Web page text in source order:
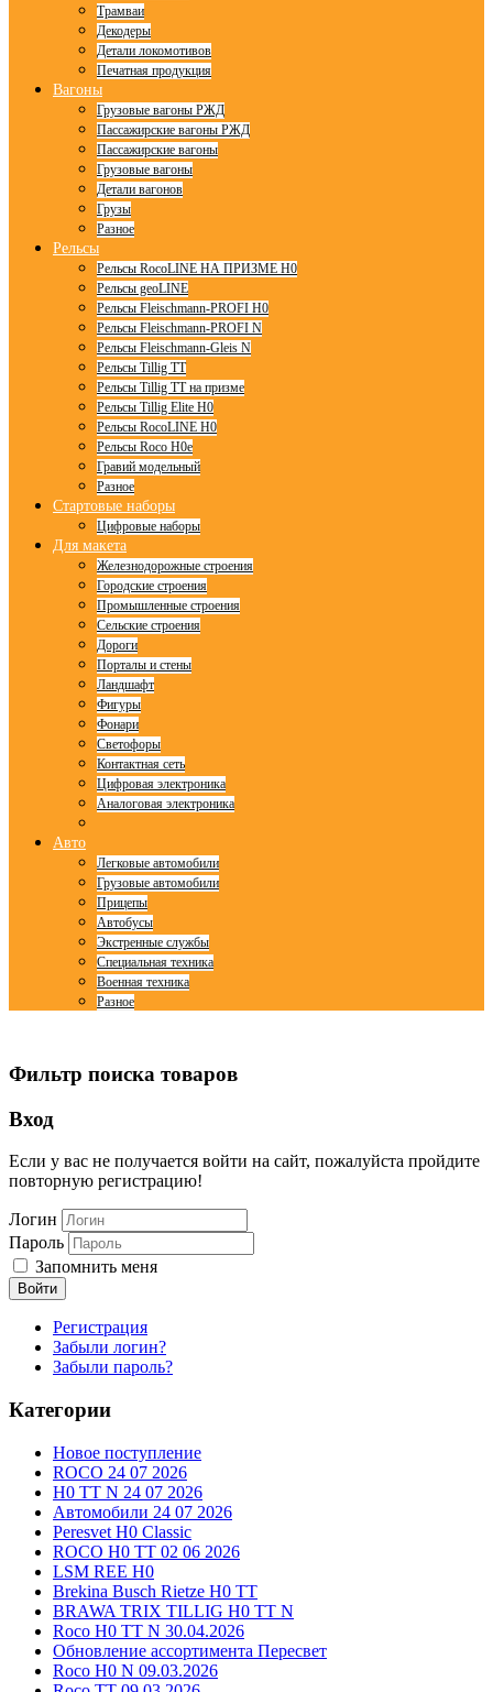
Трамваи
Декодеры
Детали локомотивов
Печатная продукция
Вагоны
Грузовые вагоны РЖД
Пассажирские вагоны РЖД
Пассажирские вагоны
Грузовые вагоны
Детали вагонов
Грузы
Разное
Рельсы
Рельсы RocoLINE НА ПРИЗМЕ H0
Рельсы geoLINE
Рельсы Fleischmann-PROFI H0
Рельсы Fleischmann-PROFI N
Рельсы Fleischmann-Gleis N
Рельсы Tillig TT
Рельсы Tillig TT на призме
Рельсы Tillig Elite H0
Рельсы RocoLINE H0
Рельсы Roco H0e
Гравий модельный
Разное
Стартовые наборы
Цифровые наборы
Для макета
Железнодорожные строения
Городские строения
Промышленные строения
Сельские строения
Дороги
Порталы и стены
Ландшафт
Фигуры
Фонари
Светофоры
Контактная сеть
Цифровая электроника
Аналоговая электроника
Авто
Легковые автомобили
Грузовые автомобили
Прицепы
Автобусы
Экстренные службы
Специальная техника
Военная техника
Разное
Фильтр поиска товаров
Вход
Если у вас не получается войти на сайт, пожалуйста пройдите
повторную регистрацию!
Логин
Пароль
Запомнить меня
Войти
Регистрация
Забыли логин?
Забыли пароль?
Категории
Новое поступление
ROCO 24 07 2026
H0 TT N 24 07 2026
Автомобили 24 07 2026
Peresvet H0 Classic
ROCO H0 TT 02 06 2026
LSM REE H0
Brekina Busch Rietze H0 TT
BRAWA TRIX TILLIG H0 TT N
Roco H0 TT N 30.04.2026
Обновление ассортимента Пересвет
Roco H0 N 09.03.2026